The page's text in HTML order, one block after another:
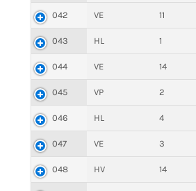
042 VE 11
043 HL 1
044 VE 14
045 VP 2
046 HL 4
047 VE 3
048 HV 14